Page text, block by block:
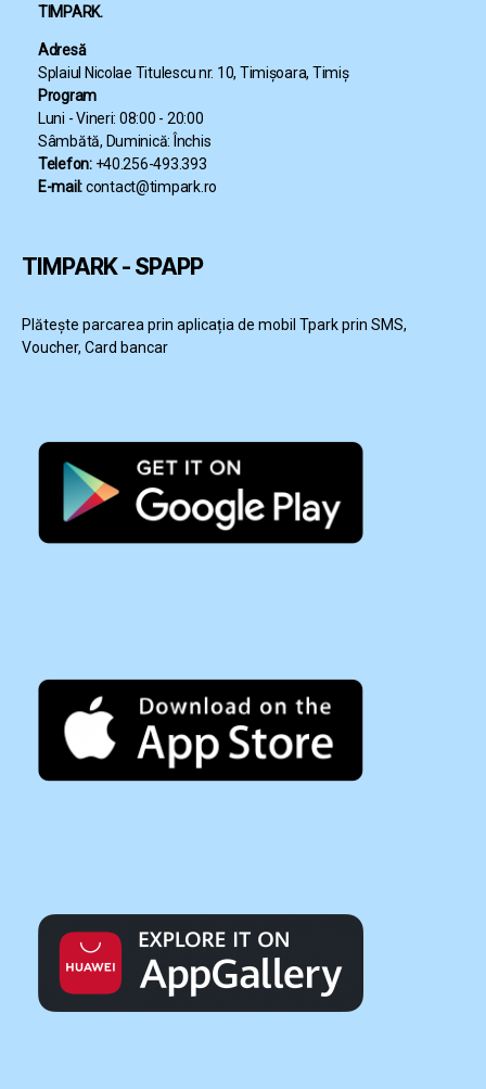
TIMPARK.
Adresă
Splaiul Nicolae Titulescu nr. 10, Timișoara, Timiș
Program
Luni - Vineri: 08:00 - 20:00
Sâmbătă, Duminică: Închis
Telefon:+40.256-493.393
E-mail:contact@timpark.ro
TIMPARK - SPAPP
Plătește parcarea prin aplicația de mobil Tpark prin SMS,
Voucher, Card bancar